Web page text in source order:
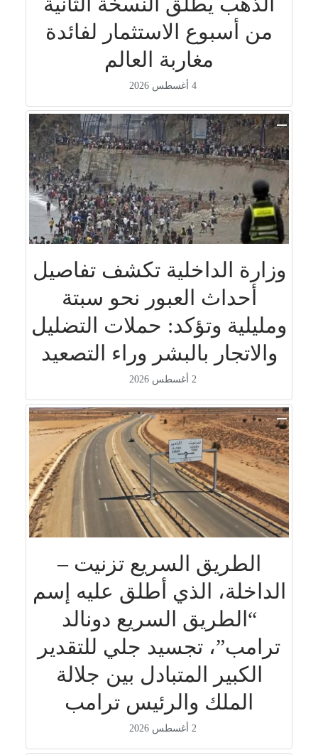
من أسبوع الاستثمار لفائدة
مغاربة العالم
4 أغسطس 2026
وزارة الداخلية تكشف تفاصيل
أحداث العبور نحو سبتة
ومليلية وتؤكد: حملات التضليل
والاتجار بالبشر وراء التصعيد
2 أغسطس 2026
الطريق السريع تزنيت –
الداخلة، الذي أطلق عليه إسم
“الطريق السريع دونالد
ترامب”، تجسيد جلي للتقدير
الكبير المتبادل بين جلالة
الملك والرئيس ترامب
2 أغسطس 2026